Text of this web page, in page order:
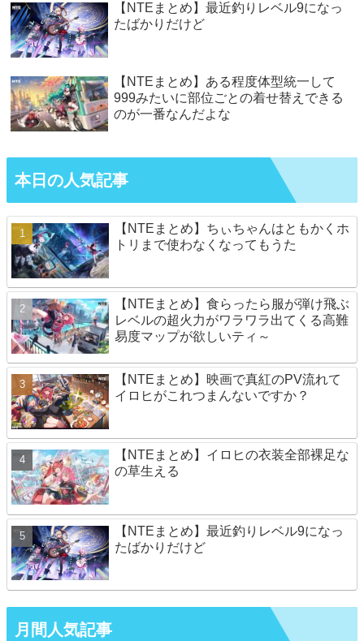
【NTEまとめ】最近釣りレベル9になっ
たばかりだけど
【NTEまとめ】ある程度体型統一して
999みたいに部位ごとの着せ替えできる
のが一番なんだよな
本日の人気記事
【NTEまとめ】ちぃちゃんはともかくホ
トリまで使わなくなってもうた
【NTEまとめ】食らったら服が弾け飛ぶ
レベルの超火力がワラワラ出てくる高難
易度マップが欲しいティ～
【NTEまとめ】映画で真紅のPV流れて
イロヒがこれつまんないですか？
【NTEまとめ】イロヒの衣装全部裸足な
の草生える
【NTEまとめ】最近釣りレベル9になっ
たばかりだけど
月間人気記事